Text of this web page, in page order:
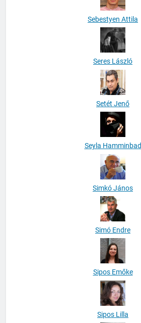
Sebestyen Attila
Seres László
Setét Jenő
Seyla Hamminbad
Simkó János
Simó Endre
Sipos Emőke
Sipos Lilla